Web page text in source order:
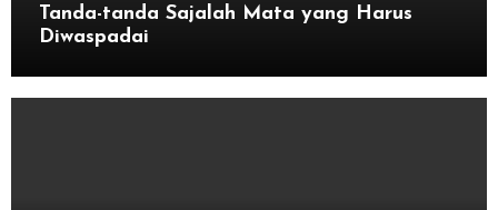
Tanda-tanda Sajalah Mata yang Harus
Diwaspadai